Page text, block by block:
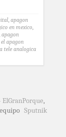
, apagon
en mexico,
apagon
apagon
tele analogica
,
Sputnik